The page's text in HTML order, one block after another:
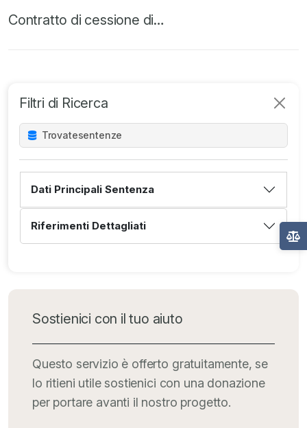
Contratto di cessione di…
Filtri di Ricerca
Trovatesentenze
Dati Principali Sentenza
Riferimenti Dettagliati
Sostienici con il tuo aiuto
Questo servizio è offerto gratuitamente, se
lo ritieni utile sostienici con una donazione
per portare avanti il nostro progetto.